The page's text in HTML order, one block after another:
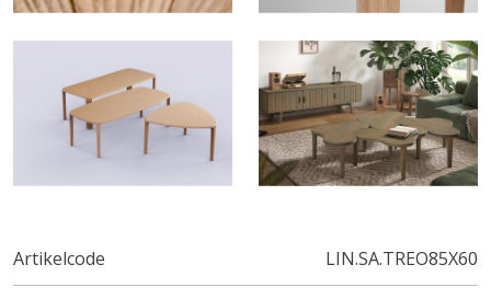
Artikelcode LIN.SA.TREO85X60